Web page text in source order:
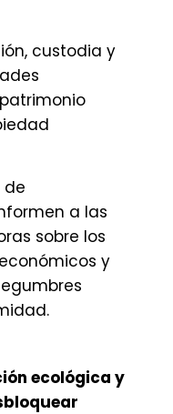
custodia y
de
a las
sobre los
y
ecológica y